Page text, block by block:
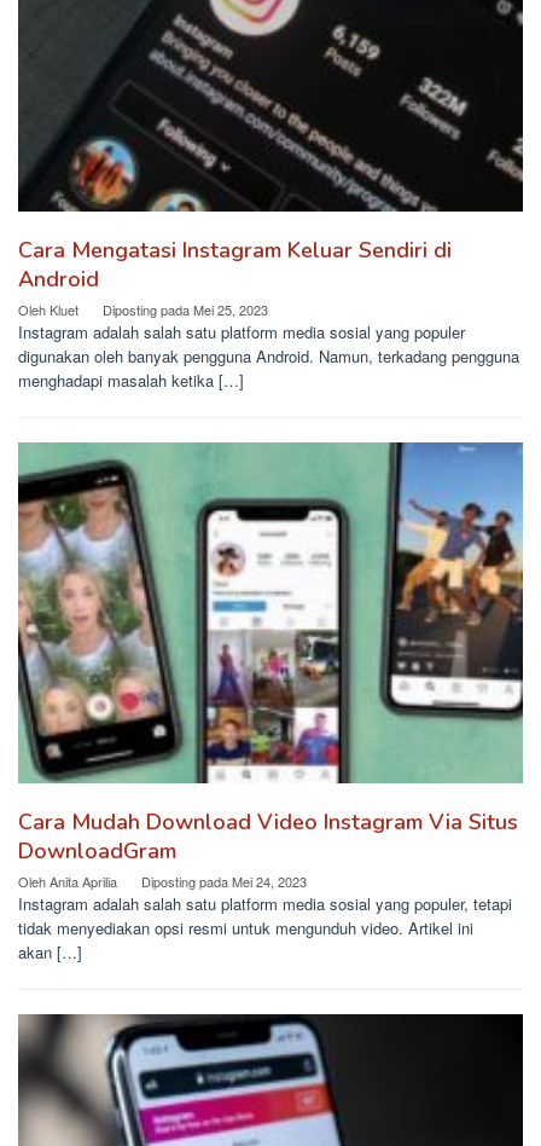
Cara Mengatasi Instagram Keluar Sendiri di
Android
Oleh Kluet Diposting padaMei 25, 2023
Instagram adalah salah satu platform media sosial yang populer
digunakan oleh banyak pengguna Android. Namun, terkadang pengguna
menghadapi masalah ketika […]
Cara Mudah Download Video Instagram Via Situs
DownloadGram
OlehAnita Aprilia Diposting padaMei 24, 2023
Instagram adalah salah satu platform media sosial yang populer, tetapi
tidak menyediakan opsi resmi untuk mengunduh video. Artikel ini
akan […]